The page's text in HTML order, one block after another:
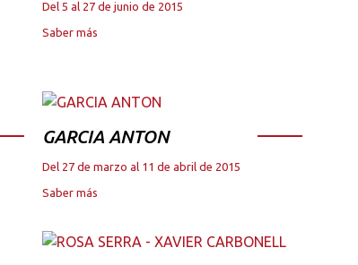
Del 5 al 27 de junio de 2015
Saber más
GARCIA ANTON
Del 27 de marzo al 11 de abril de 2015
Saber más